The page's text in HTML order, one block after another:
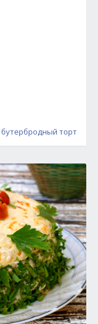
бутербродный торт